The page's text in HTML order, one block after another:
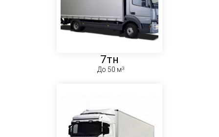
7тн
До 50 м